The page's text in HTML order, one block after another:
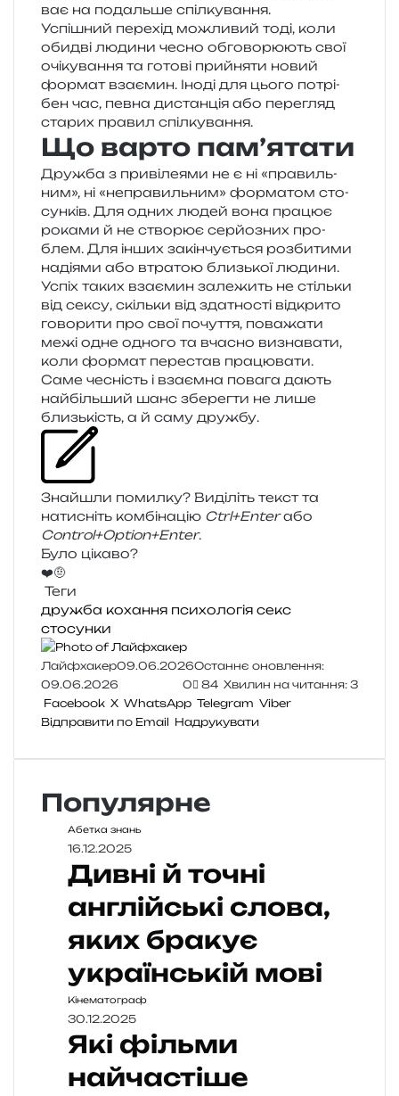
ває на подаль­ше спілкування.
Успішний пере­хід можли­вий тоді, коли
оби­дві люди­ни чесно обго­во­рю­ють свої
очі­ку­ва­н­ня та гото­ві прийня­ти новий
фор­мат вза­є­мин. Іноді для цього потрі­
бен час, певна дистан­ція або пере­гляд
ста­рих пра­вил спілкування.
Що варто пам’ятати
Дружба з при­ві­ле­я­ми не є ні «пра­виль­
ним», ні «непра­виль­ним» фор­ма­том сто­
сун­ків. Для одних людей вона пра­цює
рока­ми й не ство­рює сер­йо­зних про­
блем. Для інших закін­чу­є­ться роз­би­ти­ми
наді­я­ми або втра­тою близь­кої людини.
Успіх таких вза­є­мин зале­жить не стіль­ки
від сексу, скіль­ки від зда­тно­сті від­кри­то
гово­ри­ти про свої почу­т­тя, пова­жа­ти
межі одне одно­го та вча­сно визна­ва­ти,
коли фор­мат пере­став пра­цю­ва­ти.
Саме чесність і вза­єм­на пова­га дають
най­біль­ший шанс збе­рег­ти не лише
близь­кість, а й саму дружбу.
Знайшли помил­ку? Виділіть текст та
нати­сніть ком­бі­на­цію Ctrl+Enterабо
Control+Option+Enter.
Було цікаво?
❤️🤨
Теги
дружба кохання психологія секс
стосунки
Лайфхакер09.06.2026Останнє оновлення:
09.06.2026
0 84 Хвилин на читання: 3
Facebook X WhatsApp Telegram Viber
Відправити по Email Надрукувати
Популярне
Абетка знань
16.12.2025
Дивні й точні
англійські слова,
яких бракує
українській мові
Кінематограф
30.12.2025
Які фільми
найчастіше